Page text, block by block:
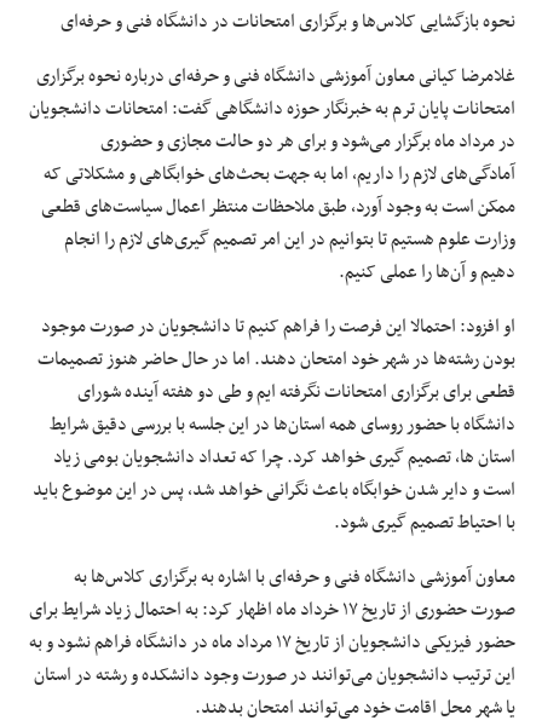
نحوه بازگشایی کلاس‌ها و برگزاری امتحانات در دانشگاه فنی و حرفه‌ای
غلامرضا کیانی معاون آموزشی دانشگاه فنی و حرفه‌ای درباره نحوه برگزاری
امتحانات پایان ترم به خبرنگارحوزه دانشگاهیگفت: امتحانات دانشجویان
در مرداد ماه برگزار می‌شود و برای هر دو حالت مجازی و حضوری
آمادگی‌های لازم را داریم، اما به جهت بحث‌های خوابگاهی و مشکلاتی که
ممکن است به وجود آورد، طبق ملاحظات منتظر اعمال سیاست‌های قطعی
وزارت علوم هستیم تا بتوانیم در این امر تصمیم گیری‌های لازم را انجام
دهیم و آن‌ها را عملی کنیم.
او افزود: احتمالا این فرصت را فراهم کنیم تا دانشجویان در صورت موجود
بودن رشته‌ها در شهر خود امتحان دهند. اما در حال حاضر هنوز تصمیمات
قطعی برای برگزاری امتحانات نگرفته ایم و طی دو هفته آینده شورای
دانشگاه با حضور روسای همه استان‌ها در این جلسه با بررسی دقیق شرایط
استان ها، تصمیم گیری خواهد کرد. چرا که تعداد دانشجویان بومی زیاد
است و دایر شدن خوابگاه باعث نگرانی خواهد شد، پس در این موضوع باید
با احتیاط تصمیم گیری شود.
معاون آموزشی دانشگاه فنی و حرفه‌ای با اشاره به برگزاری کلاس‌ها به
صورت حضوری از تاریخ ۱۷ خرداد ماه اظهار کرد: به احتمال زیاد شرایط برای
حضور فیزیکی دانشجویان از تاریخ ۱۷ مرداد ماه در دانشگاه فراهم نشود و به
این ترتیب دانشجویان می‌توانند در صورت وجود دانشکده و رشته در استان
یا شهر محل اقامت خود می‌توانند امتحان بدهند.